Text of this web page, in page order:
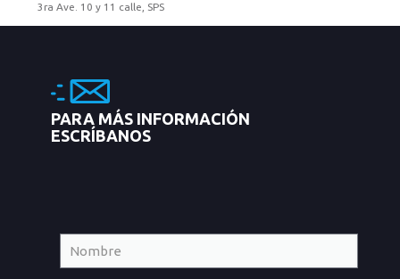
3ra Ave. 10 y 11 calle, SPS
PARA MÁS INFORMACIÓN
ESCRÍBANOS